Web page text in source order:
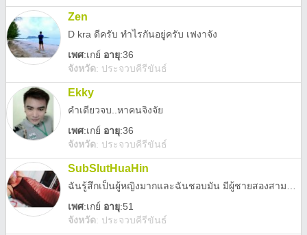
Zen
D kra ดีครับ ทำไรกันอยู่ครับ เฟงาจัง
เพศ:เกย์ อายุ:36
จังหวัด: ประจวบคีรีขันธ์
Ekky
คำเดียวจบ..หาคนจิงจัย
เพศ:เกย์ อายุ:36
จังหวัด: ประจวบคีรีขันธ์
SubSlutHuaHin
เพศ:เกย์ อายุ:51
จังหวัด: ประจวบคีรีขันธ์